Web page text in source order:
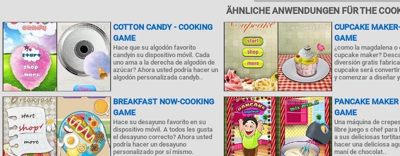
ÄHNLICHE ANWENDUNGEN FÜR THE
COTTON CANDY - COOKING
GAME
Hace que su algodón favorito
candyin su dispositivo móvil. Cada
uno ama a la derecha de algodón de
azúcar? Ahora usted podría hacer un
algodón personalizada candyb..
CUPCAKE
GAME
¿como la magdalena o
cupcake maker?
diversión gratis
cupcake será
y comenzar a diseñar
BREAKFAST NOW-COOKING
GAME
Hace su desayuno favorito en su
dispositivo móvil. A todos les gusta
el desayuno correcto? Ahora usted
podría hacer un desayuno
personalizado por sí mismo.
PANCAKE
GAME
Una máquina de
libre juego s chef
a sus deliciosas
hacer una deliciosa
maní de chocolat..